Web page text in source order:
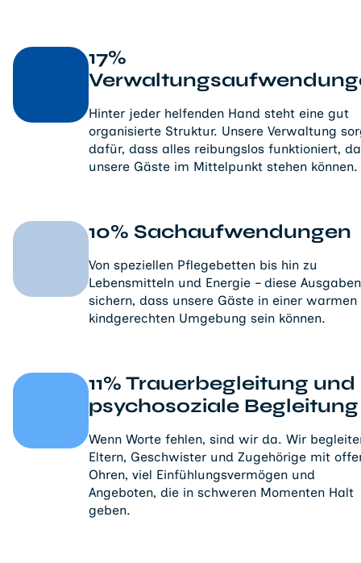
17%
Hinter jeder helfenden Hand steht eine gut
organisierte Struktur. Unsere Verwaltung
dafür, dass alles reibungslos funktioniert,
unsere Gäste im Mittelpunkt stehen können.
10% Sachaufwendungen
Von speziellen Pflegebetten bis hin zu
Lebensmitteln und Energie – diese Ausgaben
sichern, dass unsere Gäste in einer warmen
kindgerechten Umgebung sein können.
11% Trauerbegleitung und
psychosoziale Begleitung
Wenn Worte fehlen, sind wir da. Wir
Eltern, Geschwister und Zugehörige mit
Ohren, viel Einfühlungsvermögen und
Angeboten, die in schweren Momenten Halt
geben.